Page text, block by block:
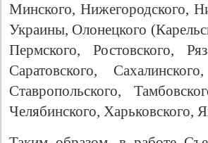
Минского, Нижегородского,
Украины, Олонецкого
Пермского, Ростовского,
Саратовского,
Ставропольского,
Челябинского, Харьковского,